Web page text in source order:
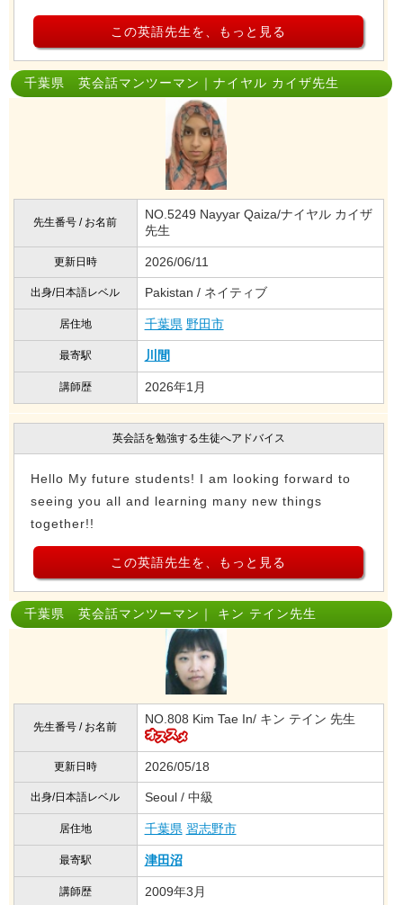
この英語先生を、もっと見る
千葉県 英会話マンツーマン｜ナイヤル カイザ先生
先生番号 / お名前
NO.5249 Nayyar Qaiza/ナイヤル カイザ
先生
更新日時 2026/06/11
出身/日本語レベル Pakistan / ネイティブ
居住地 千葉県 野田市
最寄駅 川間
講師歴 2026年1月
英会話を勉強する生徒へアドバイス
Hello My future students! I am looking forward to
seeing you all and learning many new things
together!!
この英語先生を、もっと見る
千葉県 英会話マンツーマン｜ キン テイン先生
先生番号 / お名前
NO.808 Kim Tae In/ キン テイン 先生
更新日時 2026/05/18
出身/日本語レベル Seoul / 中級
居住地 千葉県 習志野市
最寄駅 津田沼
講師歴 2009年3月